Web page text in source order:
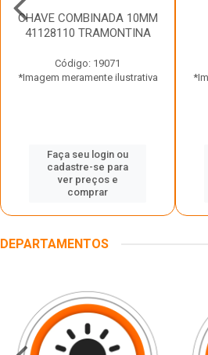
CHAVE COMBINADA 10MM
41128110 TRAMONTINA
Código: 19071
*Imagem meramente ilustrativa
Faça seu login ou
cadastre-se para
ver preços e
comprar
DEPARTAMENTOS